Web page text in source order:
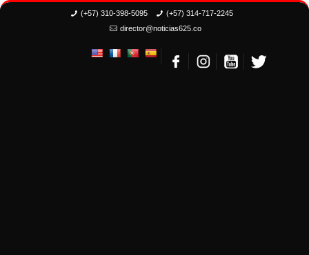
(+57) 310-398-5095
(+57) 314-717-2245
director@noticias625.co